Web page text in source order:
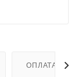
ОПЛАТА